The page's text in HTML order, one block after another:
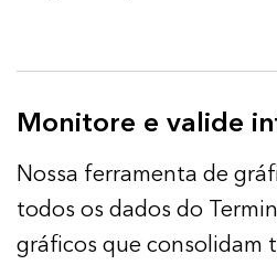
Monitore e valide
Nossa ferramenta de
todos os dados do
gráficos que consolidam